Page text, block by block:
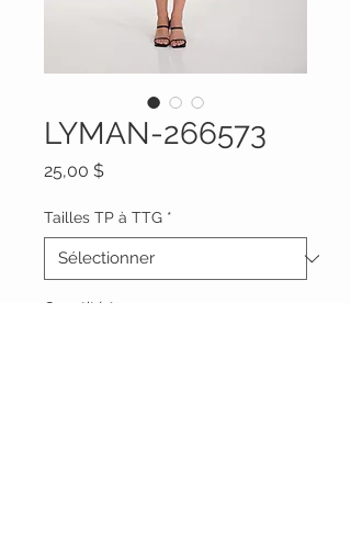
LYMAN-266573
25,00 $Prix
Tailles TP à TTG *
Quantité *